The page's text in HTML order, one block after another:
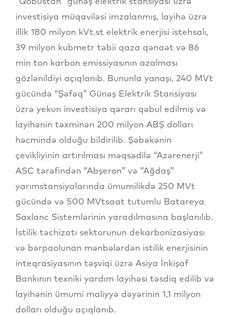
investisiya müqaviləsi imzalanmış, layihə üzrə
illik 180 milyon kVt.st elektrik enerjisi istehsalı,
39 milyon kubmetr təbii qaza qənaət və 86
min ton karbon emissiyasının azalması
gözlənildiyi açıqlanıb. Bununla yanaşı, 240 MVt
gücündə “Şəfəq” Günəş Elektrik Stansiyası
üzrə yekun investisiya qərarı qəbul edilmiş və
layihənin təxminən 200 milyon ABŞ dolları
həcmində olduğu bildirilib. Şəbəkənin
çevikliyinin artırılması məqsədilə “Azərenerji”
ASC tərəfindən “Abşeron” və “Ağdaş”
yarımstansiyalarında ümumilikdə 250 MVt
gücündə və 500 MVtsaat tutumlu Batareya
Saxlanc Sistemlərinin yaradılmasına başlanılıb.
İstilik təchizatı sektorunun dekarbonizasiyası
və bərpaolunan mənbələrdən istilik enerjisinin
inteqrasiyasının təşviqi üzrə Asiya İnkişaf
Bankının texniki yardım layihəsi təsdiq edilib və
layihənin ümumi maliyyə dəyərinin 1,1 milyon
dolları olduğu açıqlanıb.